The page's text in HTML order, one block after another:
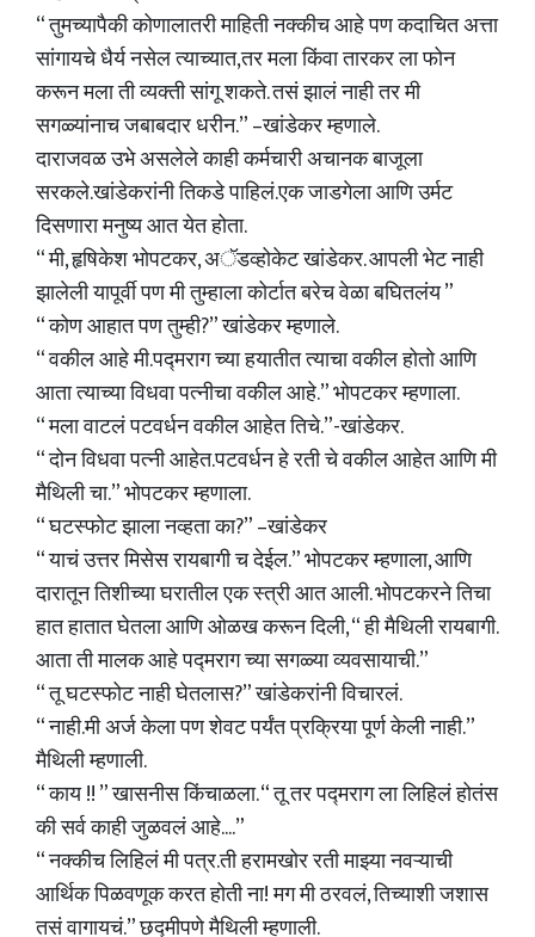
“ तुमच्यापैकी कोणालातरी माहिती नक्कीच आहे पण कदाचित अत्ता
सांगायचे धैर्य नसेल त्याच्यात,तर मला किंवा तारकर ला फोन
करून मला ती व्यक्ती सांगू शकते. तसं झालं नाही तर मी
सगळ्यांनाच जबाबदार धरीन.” –खांडेकर म्हणाले.
दाराजवळ उभे असलेले काही कर्मचारी अचानक बाजूला
सरकले.खांडेकरांनी तिकडे पाहिलं.एक जाडगेला आणि उर्मट
दिसणारा मनुष्य आत येत होता.
“ मी, हृषिकेश भोपटकर, अॅडव्होकेट खांडेकर. आपली भेट नाही
झालेली यापूर्वी पण मी तुम्हाला कोर्टात बरेच वेळा बघितलंय ”
“ कोण आहात पण तुम्ही?” खांडेकर म्हणाले.
“ वकील आहे मी.पद्मराग च्या हयातीत त्याचा वकील होतो आणि
आता त्याच्या विधवा पत्नीचा वकील आहे.” भोपटकर म्हणाला.
“ मला वाटलं पटवर्धन वकील आहेत तिचे.”-खांडेकर.
“ दोन विधवा पत्नी आहेत.पटवर्धन हे रती चे वकील आहेत आणि मी
मैथिली चा.” भोपटकर म्हणाला.
“ घटस्फोट झाला नव्हता का?” –खांडेकर
“ याचं उत्तर मिसेस रायबागी च देईल.” भोपटकर म्हणाला, आणि
दारातून तिशीच्या घरातील एक स्त्री आत आली. भोपटकरने तिचा
हात हातात घेतला आणि ओळख करून दिली, “ ही मैथिली रायबागी.
आता ती मालक आहे पद्मराग च्या सगळ्या व्यवसायाची.”
“ तू घटस्फोट नाही घेतलास?” खांडेकरांनी विचारलं.
“ नाही.मी अर्ज केला पण शेवट पर्यंत प्रक्रिया पूर्ण केली नाही.”
मैथिली म्हणाली.
“ काय !! ” खासनीस किंचाळला. “ तू तर पद्मराग ला लिहिलं होतंस
की सर्व काही जुळवलं आहे....”
“ नक्कीच लिहिलं मी पत्र.ती हरामखोर रती माझ्या नवऱ्याची
आर्थिक पिळवणूक करत होती ना! मग मी ठरवलं, तिच्याशी जशास
तसं वागायचं.” छद्मीपणे मैथिली म्हणाली.